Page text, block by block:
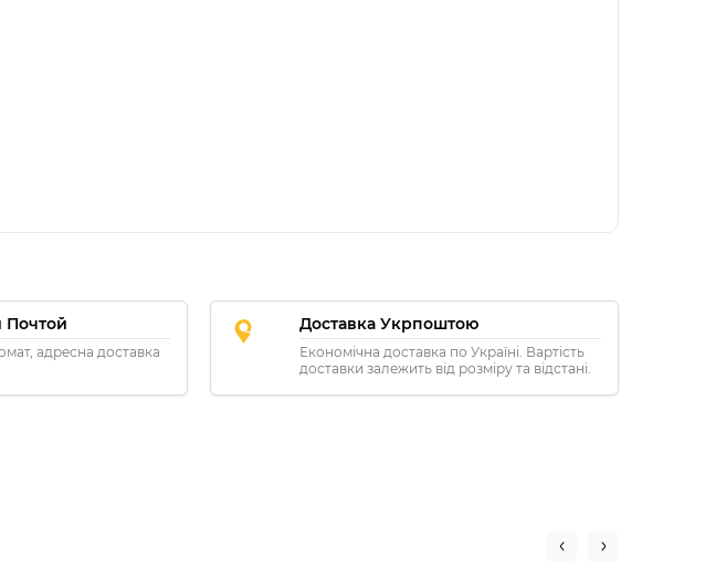
Почтой
адресна доставка
Доставка Укрпоштою
Економічна доставка по Україні. Вартість
доставки залежить від розміру та відстані.